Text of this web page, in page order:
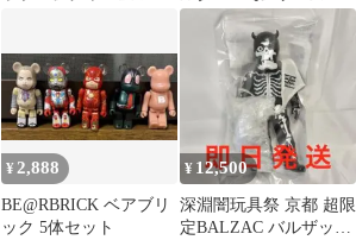
タカ
¥2,888
BE@RBRICK ベアブリ
ック 5体セット
¥ 12,500
深淵闇玩具祭 京都 超限
定BALZAC バルザッ